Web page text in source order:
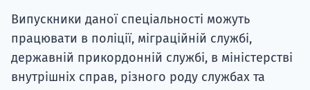
Випускники даної спеціальності можуть
працювати в поліції, міграційній службі,
державній прикордонній службі, в міністерстві
внутрішніх справ, різного роду службах та